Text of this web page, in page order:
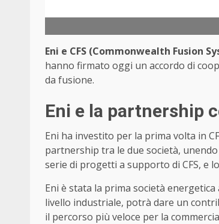
Eni e CFS (Commonwealth Fusion
hanno firmato oggi un accordo di
da fusione.
Eni e la partnership
Eni ha investito per la prima volta in
partnership tra le due società,
serie di progetti a supporto di CFS, e
Eni è stata la prima società
livello industriale, potrà dare un
il percorso più veloce per la